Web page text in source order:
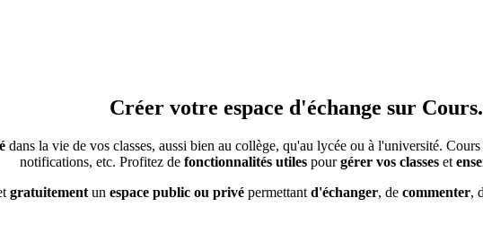
Créer votre espace d'échange sur
dans la vie de vos classes, aussi bien au collège, qu'au lycée ou à l'université.
notifications, etc. Profitez de fonctionnalités utiles pourgérer vos classeset
gratuitement un espace public ou privé permettant d'échanger, de commenter,